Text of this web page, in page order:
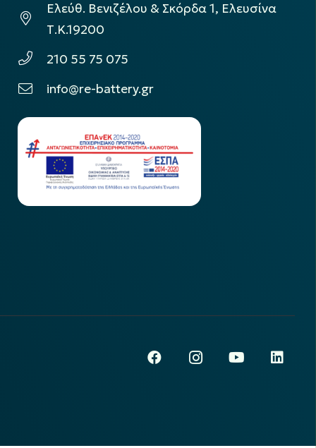
Ελεύθ. Βενιζέλου & Σκόρδα 1, Ελευσίνα
Τ.Κ.19200
210 55 75 075
info@re-battery.gr